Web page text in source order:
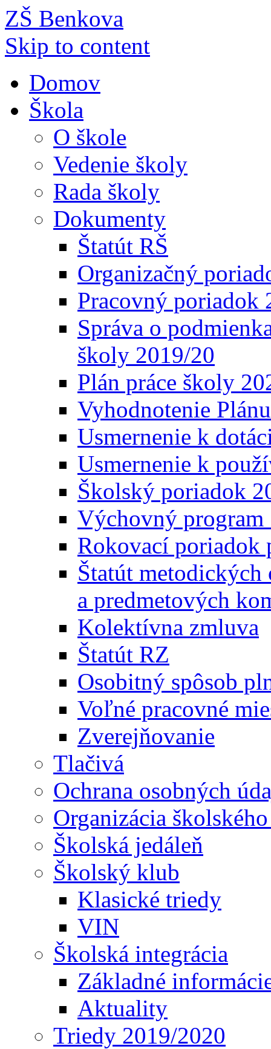
ZŠ Benkova
Skip to content
Domov
Škola
O škole
Vedenie školy
Rada školy
Dokumenty
Štatút RŠ
Organizačný
Pracovný poriadok
Správa o
školy 2019/20
Plán práce školy
Vyhodnotenie
Usmernenie k
Usmernenie k
Školský poriadok
Výchovný
Rokovací poriadok
Štatút
a predmetových
Kolektívna zmluva
Štatút RZ
Osobitný spôsob
Voľné pracovné
Zverejňovanie
Tlačivá
Ochrana osobných
Organizácia
Školská jedáleň
Školský klub
Klasické triedy
VIN
Školská integrácia
Základné
Aktuality
Triedy 2019/2020